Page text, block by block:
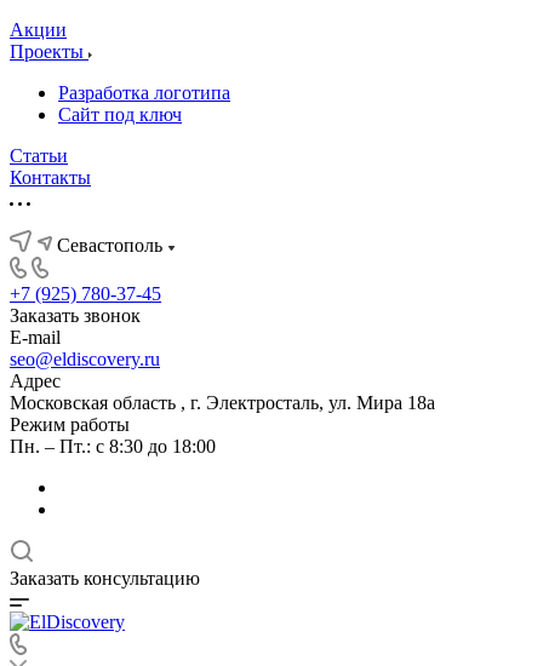
Акции
Проекты
Разработка логотипа
Сайт под ключ
Статьи
Контакты
Севастополь
+7 (925) 780-37-45
Заказать звонок
E-mail
seo@eldiscovery.ru
Адрес
Московская область , г. Электросталь, ул. Мира 18а
Режим работы
Пн. – Пт.: с 8:30 до 18:00
Заказать консультацию